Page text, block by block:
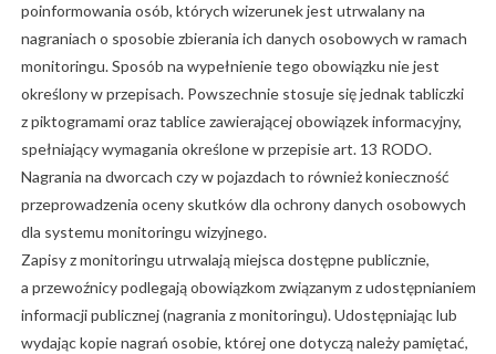
poinformowania osób, których wizerunek jest utrwalany na
nagraniach o sposobie zbierania ich danych osobowych w ramach
monitoringu. Sposób na wypełnienie tego obowiązku nie jest
określony w przepisach. Powszechnie stosuje się jednak tabliczki
z piktogramami oraz tablice zawierającej obowiązek informacyjny,
spełniający wymagania określone w przepisie art. 13 RODO.
Nagrania na dworcach czy w pojazdach to również konieczność
przeprowadzenia oceny skutków dla ochrony danych osobowych
dla systemu monitoringu wizyjnego.
Zapisy z monitoringu utrwalają miejsca dostępne publicznie,
a przewoźnicy podlegają obowiązkom związanym z udostępnianiem
informacji publicznej (nagrania z monitoringu). Udostępniając lub
wydając kopie nagrań osobie, której one dotyczą należy pamiętać,